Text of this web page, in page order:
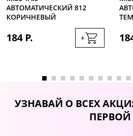
АВТОМАТИЧЕСКИЙ 812
КОРИЧНЕВЫЙ
184 Р. +
УЗНАВАЙ О ВСЕХ
ПЕРВОЙ